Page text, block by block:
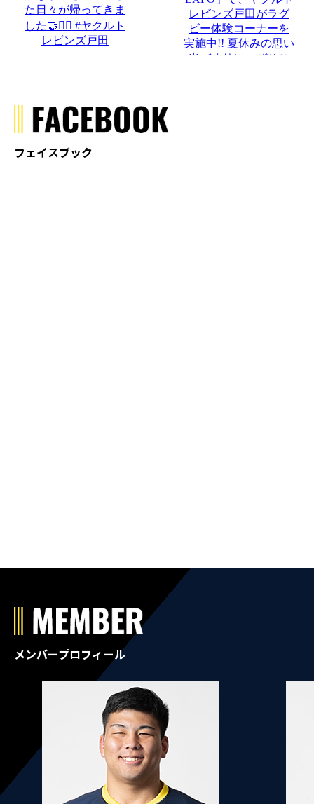
フェイスブック
メンバープロフィール